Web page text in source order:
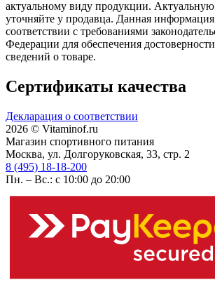
актуальному виду продукции.
уточняйте у продавца. Данная информация
соответствии с требованиями
Федерации для обеспечения
сведений о товаре.
Сертификаты качества
Декларация о соответствии
2026 © Vitaminof.ru
Магазин спортивного питания
Москва, ул. Долгоруковская, 33, стр. 2
8 (495) 18-18-200
Пн. – Вс.: с 10:00 до 20:00